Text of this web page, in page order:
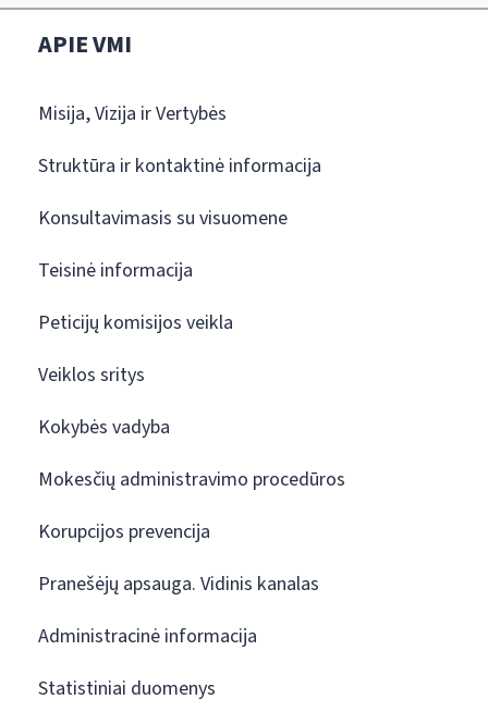
APIE VMI
Misija, Vizija ir Vertybės
Struktūra ir kontaktinė informacija
Konsultavimasis su visuomene
Teisinė informacija
Peticijų komisijos veikla
Veiklos sritys
Kokybės vadyba
Mokesčių administravimo procedūros
Korupcijos prevencija
Pranešėjų apsauga. Vidinis kanalas
Administracinė informacija
Statistiniai duomenys